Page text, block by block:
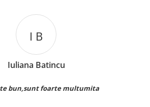
I B
Iuliana Batincu
bun,sunt foarte multumita